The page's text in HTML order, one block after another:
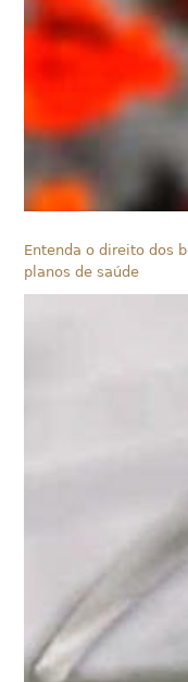
Entenda o direito dos
planos de saúde